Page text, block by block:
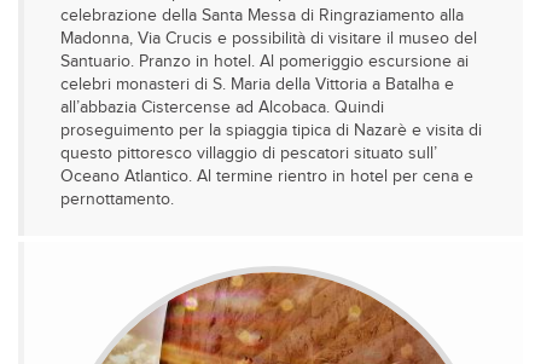
celebrazione della Santa Messa di Ringraziamento alla
Madonna, Via Crucis e possibilità di visitare il museo del
Santuario. Pranzo in hotel. Al pomeriggio escursione ai
celebri monasteri di S. Maria della Vittoria a Batalha e
all’abbazia Cistercense ad Alcobaca. Quindi
proseguimento per la spiaggia tipica di Nazarè e visita di
questo pittoresco villaggio di pescatori situato sull’
Oceano Atlantico. Al termine rientro in hotel per cena e
pernottamento.